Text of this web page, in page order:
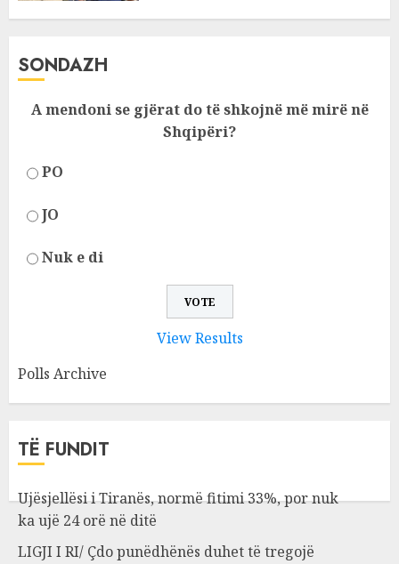
SONDAZH
A mendoni se gjërat do të shkojnë më mirë në
Shqipëri?
PO
JO
Nuk e di
View Results
Polls Archive
TË FUNDIT
Ujësjellësi i Tiranës, normë fitimi 33%, por nuk
ka ujë 24 orë në ditë
LIGJI I RI/ Çdo punëdhënës duhet të tregojë